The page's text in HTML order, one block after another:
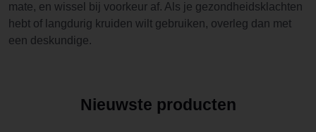
mate, en wissel bij voorkeur af. Als je gezondheidsklachten
hebt of langdurig kruiden wilt gebruiken, overleg dan met
een deskundige.
Nieuwste producten